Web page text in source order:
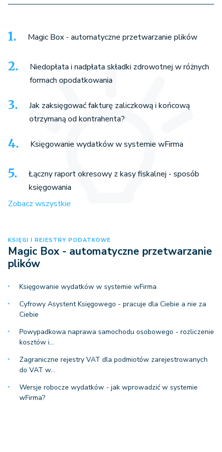
Magic Box - automatyczne przetwarzanie plików
Niedopłata i nadpłata składki zdrowotnej w różnych
formach opodatkowania
Jak zaksięgować fakturę zaliczkową i końcową
otrzymaną od kontrahenta?
Księgowanie wydatków w systemie wFirma
Łączny raport okresowy z kasy fiskalnej - sposób
księgowania
Zobacz wszystkie
KSIĘGI I REJESTRY PODATKOWE
Magic Box - automatyczne przetwarzanie
plików
Księgowanie wydatków w systemie wFirma
Cyfrowy Asystent Księgowego - pracuje dla Ciebie a nie za
Ciebie
Powypadkowa naprawa samochodu osobowego - rozliczenie
kosztów i…
Zagraniczne rejestry VAT dla podmiotów zarejestrowanych
do VAT w…
Wersje robocze wydatków - jak wprowadzić w systemie
wFirma?